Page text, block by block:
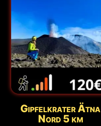
Gipfelkrater Ätna
Nord 5 km